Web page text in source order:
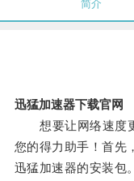
简介
迅猛加速器下载官网
想要让网络速度更
您的得力助手！首先
迅猛加速器的安装包。